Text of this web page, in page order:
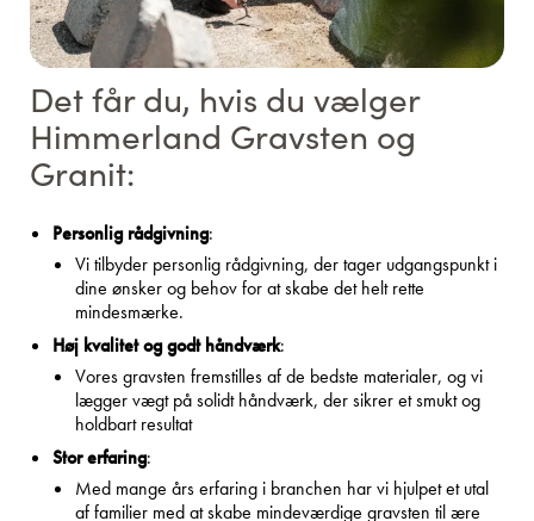
Det får du, hvis du vælger
Himmerland Gravsten og
Granit:
Personlig rådgivning:
Vi tilbyder personlig rådgivning, der tager udgangspunkt i
dine ønsker og behov for at skabe det helt rette
mindesmærke.
Høj kvalitet og godt håndværk:
Vores gravsten fremstilles af de bedste materialer, og vi
lægger vægt på solidt håndværk, der sikrer et smukt og
holdbart resultat
Stor erfaring:
Med mange års erfaring i branchen har vi hjulpet et utal
af familier med at skabe mindeværdige gravsten til ære